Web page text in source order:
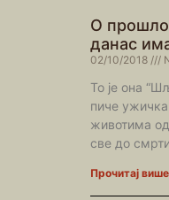
О
данас
02/10/2018
То је она
пиче
животима
све до
Прочитај